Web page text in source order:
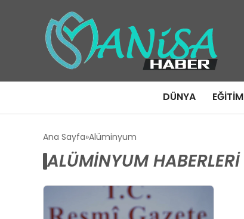
DÜNYA EĞITIM
Ana Sayfa Alüminyum
ALÜMINYUM HABERLERI